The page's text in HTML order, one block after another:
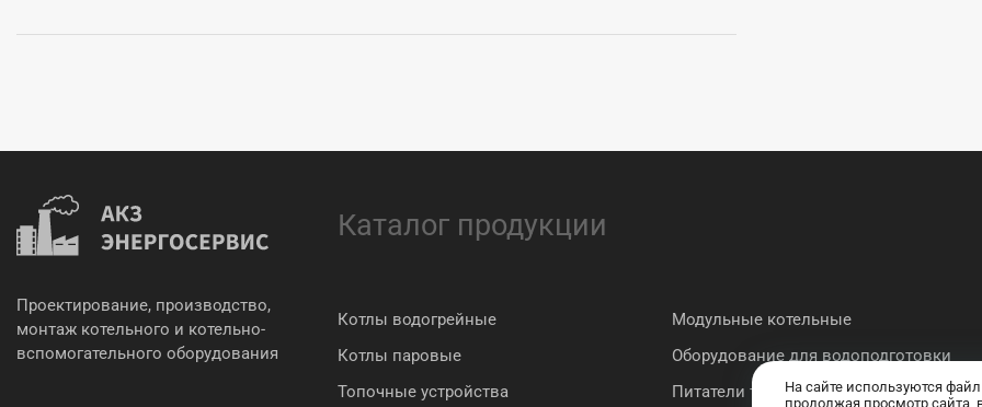
Проектирование, производство,
монтаж котельного и котельно-
вспомогательного оборудования
Каталог продукции
Котлы водогрейные
Котлы паровые
Топочные устройства
Модульные котельные
Оборудование для водоподготовки
Питатели топливаНа сайте используются
продолжая просмотр сайта,